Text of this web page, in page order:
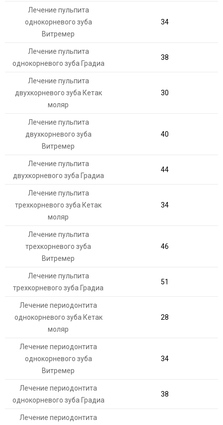
Лечение пульпита
однокорневого зуба
Витремер
34
Лечение пульпита
однокорневого зуба Градиа
38
Лечение пульпита
двухкорневого зуба Кетак
моляр
30
Лечение пульпита
двухкорневого зуба
Витремер
40
Лечение пульпита
двухкорневого зуба Градиа
44
Лечение пульпита
трехкорневого зуба Кетак
моляр
34
Лечение пульпита
трехкорневого зуба
Витремер
46
Лечение пульпита
трехкорневого зуба Градиа
51
Лечение периодонтита
однокорневого зуба Кетак
моляр
28
Лечение периодонтита
однокорневого зуба
Витремер
34
Лечение периодонтита
однокорневого зуба Градиа
38
Лечение периодонтита